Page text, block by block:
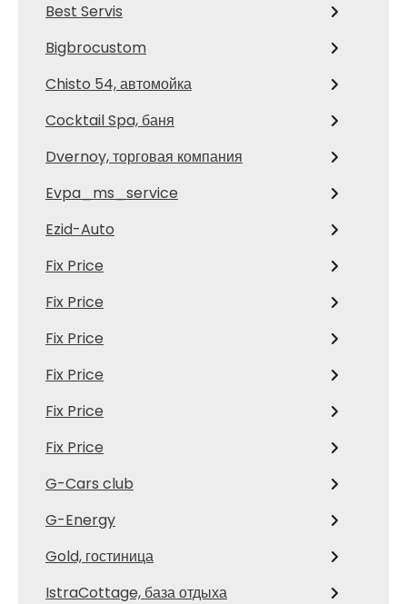
Best Servis
Bigbrocustom
Chisto 54, автомойка
Cocktail Spa, баня
Dvernoy, торговая компания
Evpa_ms_service
Ezid-Auto
Fix Price
Fix Price
Fix Price
Fix Price
Fix Price
Fix Price
G-Cars club
G-Energy
Gold, гостиница
IstraCottage, база отдыха